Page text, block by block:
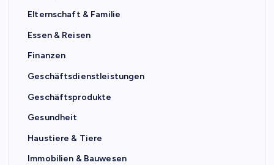
Elternschaft & Familie
Essen & Reisen
Finanzen
Geschäftsdienstleistungen
Geschäftsprodukte
Gesundheit
Haustiere & Tiere
Immobilien & Bauwesen